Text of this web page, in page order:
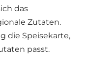
das
Zutaten.
die Speisekarte,
passt.